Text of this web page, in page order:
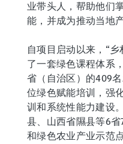
业带头人，帮助他们
能，并成为推动当地
自项目启动以来，“
了一套绿色课程体系
省（自治区）的409
位绿色赋能培训，强
训和系统性能力建设
县、山西省隰县等6
和绿色农业产业示范